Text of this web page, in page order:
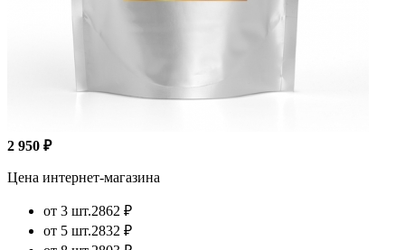
2 950 ₽
Цена интернет-магазина
от 3 шт.2862 ₽
от 5 шт.2832 ₽